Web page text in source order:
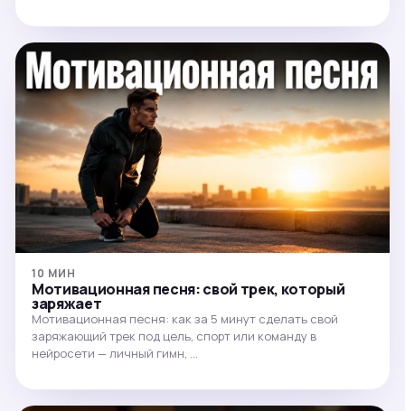
10 МИН
Мотивационная песня: свой трек, который
заряжает
Мотивационная песня: как за 5 минут сделать свой
заряжающий трек под цель, спорт или команду в
нейросети — личный гимн, …